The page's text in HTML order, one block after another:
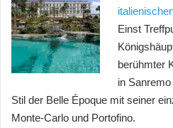
Einst
berühmter
in
Stil der Belle Époque mit seiner
Monte-Carlo und Portofino.